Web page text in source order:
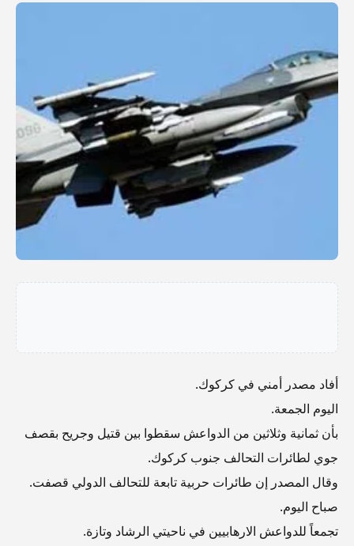
أفاد مصدر أمني في كركوك.
اليوم الجمعة.
بأن ثمانية وثلاثين من الدواعش سقطوا بين قتيل وجريح بقصف
جوي لطائرات التحالف جنوب كركوك.
وقال المصدر إن طائرات حربية تابعة للتحالف الدولي قصفت.
صباح اليوم.
تجمعاً للدواعش الارهابيين في ناحيتي الرشاد وتازة.